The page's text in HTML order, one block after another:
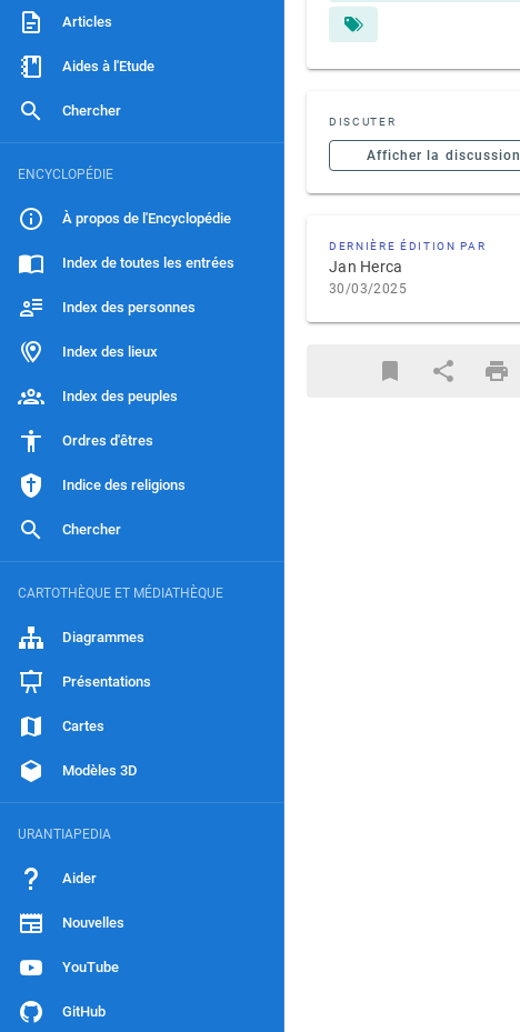
Articles
Aides à l'Etude
Chercher
ENCYCLOPÉDIE
À propos de l'Encyclopédie
Index de toutes les entrées
Index des personnes
Index des lieux
Index des peuples
Ordres d'êtres
Indice des religions
Chercher
CARTOTHÈQUE ET MÉDIATHÈQUE
Diagrammes
Présentations
Cartes
Modèles 3D
URANTIAPEDIA
Aider
Nouvelles
YouTube
GitHub
DISCUTER
Afficher la discussion
DERNIÈRE ÉDITION PAR
Jan Herca
30/03/2025